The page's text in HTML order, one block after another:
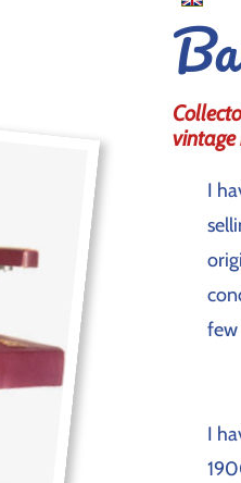
vintage
I
few
I